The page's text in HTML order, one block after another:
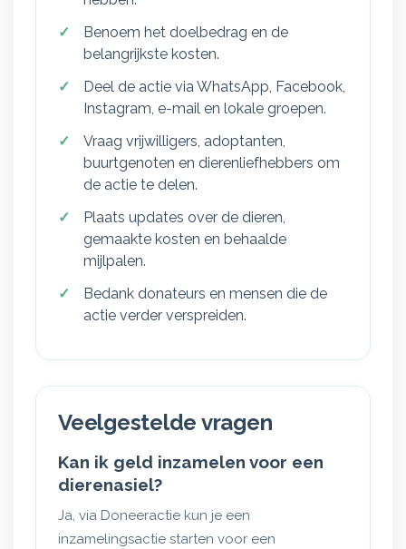
Benoem het doelbedrag en de
belangrijkste kosten.
Deel de actie via WhatsApp, Facebook,
Instagram, e-mail en lokale groepen.
Vraag vrijwilligers, adoptanten,
buurtgenoten en dierenliefhebbers om
de actie te delen.
Plaats updates over de dieren,
gemaakte kosten en behaalde
mijlpalen.
Bedank donateurs en mensen die de
actie verder verspreiden.
Veelgestelde vragen
Kan ik geld inzamelen voor een
dierenasiel?
Ja, via Doneeractie kun je een
inzamelingsactie starten voor een